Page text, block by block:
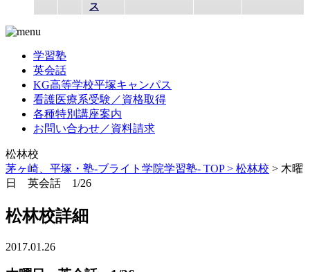
ス
学習塾
英会話
KG高等学校平塚キャンパス
看護医療系受験／資格取得
各種特別講座案内
お問い合わせ／資料請求
松林校
茅ヶ崎、平塚・塾-ブライト学院学習塾- TOP > 松林校 > 木曜
日 英会話 1/26
松林校詳細
2017.01.26